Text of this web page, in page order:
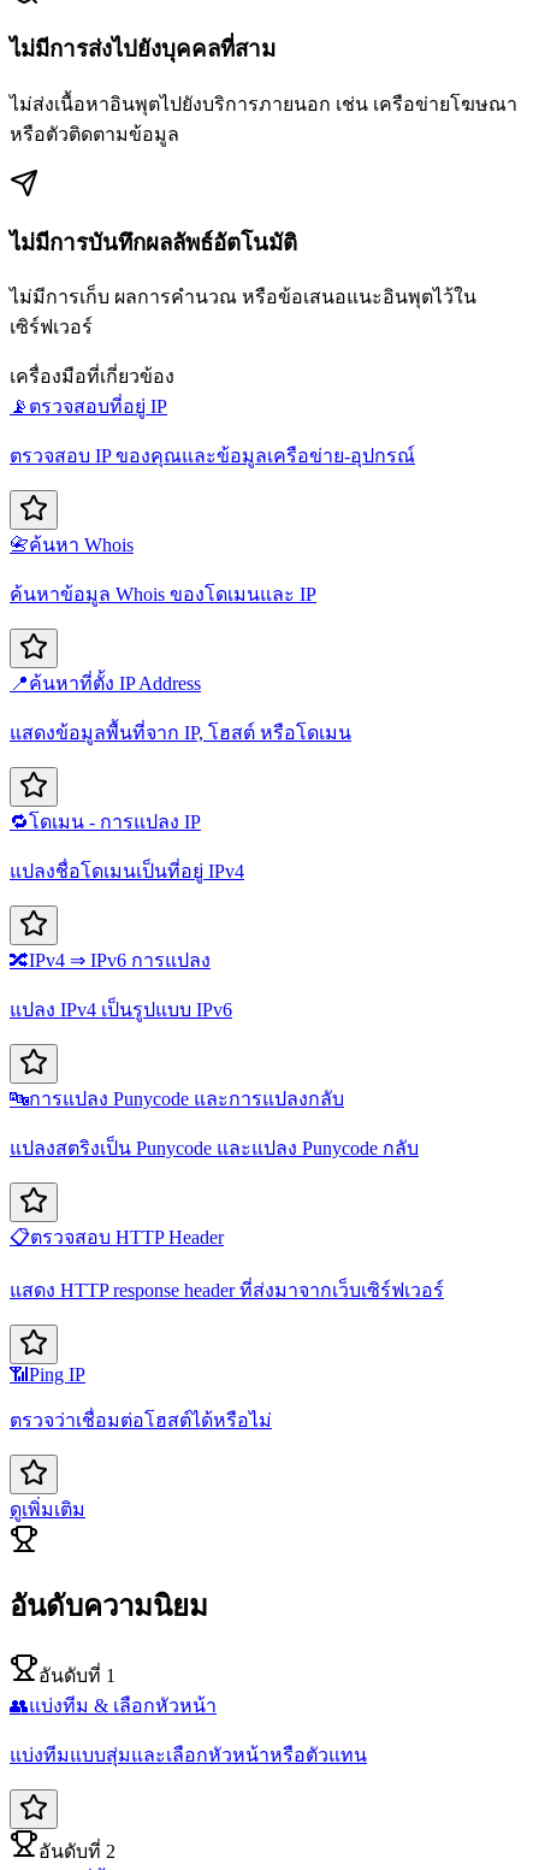
ไม่มีการส่งไปยังบุคคลที่สาม
ไม่ส่งเนื้อหาอินพุตไปยังบริการภายนอก เช่น เครือข่ายโฆษณา
หรือตัวติดตามข้อมูล
ไม่มีการบันทึกผลลัพธ์อัตโนมัติ
ไม่มีการเก็บ ผลการคำนวณ หรือข้อเสนอแนะอินพุตไว้ใน
เซิร์ฟเวอร์
เครื่องมือที่เกี่ยวข้อง
📡 ตรวจสอบที่อยู่ IP
ตรวจสอบ IP ของคุณและข้อมูลเครือข่าย-อุปกรณ์
📇ค้นหา Whois
ค้นหาข้อมูล Whois ของโดเมนและ IP
📍ค้นหาที่ตั้ง IP Address
แสดงข้อมูลพื้นที่จาก IP, โฮสต์ หรือโดเมน
🔁 โดเมน - การแปลง IP
แปลงชื่อโดเมนเป็นที่อยู่ IPv4
🔀IPv4 ⇒ IPv6 การแปลง
แปลง IPv4 เป็นรูปแบบ IPv6
🔤การแปลง Punycode และการแปลงกลับ
แปลงสตริงเป็น Punycode และแปลง Punycode กลับ
📋ตรวจสอบ HTTP Header
แสดง HTTP response header ที่ส่งมาจากเว็บเซิร์ฟเวอร์
📶 Ping IP
ตรวจว่าเชื่อมต่อโฮสต์ได้หรือไม่
ดูเพิ่มเติม
อันดับความนิยม
อันดับที่ 1
👥แบ่งทีม & เลือกหัวหน้า
แบ่งทีมแบบสุ่มและเลือกหัวหน้าหรือตัวแทน
อันดับที่ 2